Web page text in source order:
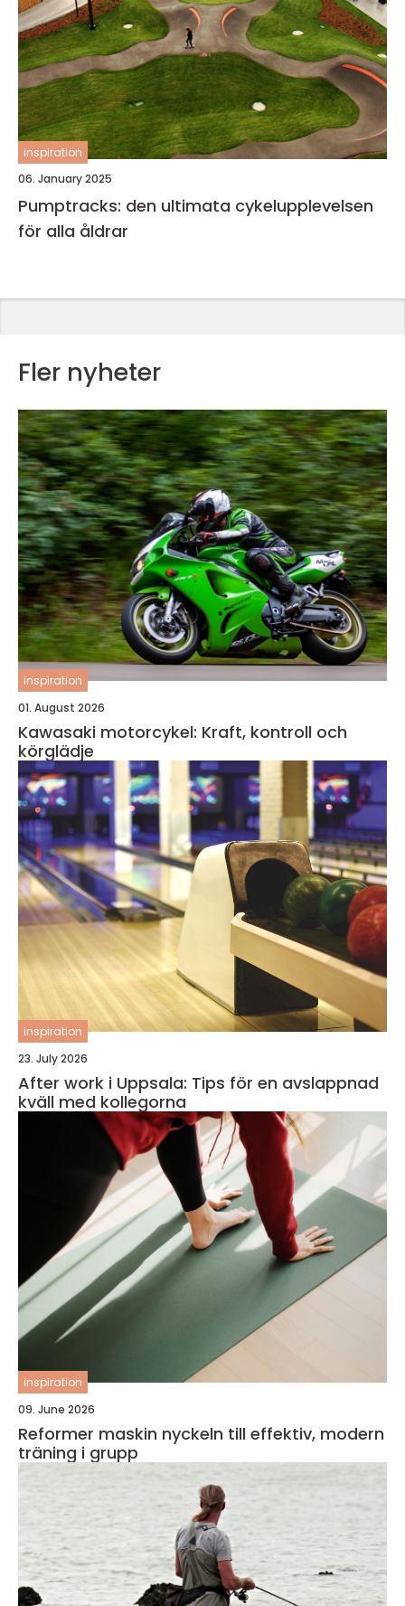
inspiration
06. January 2025
Pumptracks: den ultimata cykelupplevelsen
för alla åldrar
Fler nyheter
inspiration
01. August 2026
Kawasaki motorcykel: Kraft, kontroll och
körglädje
inspiration
23. July 2026
After work i Uppsala: Tips för en avslappnad
kväll med kollegorna
inspiration
09. June 2026
Reformer maskin nyckeln till effektiv, modern
träning i grupp